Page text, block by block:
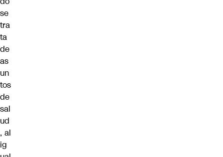
se
tra
ta
de
as
un
tos
de
sal
ud
, al
ig